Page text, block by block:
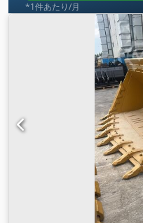
*1件あたり/月